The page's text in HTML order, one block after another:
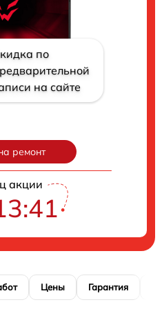
по
на сайте
ремонт
акции
Цены Гарантия